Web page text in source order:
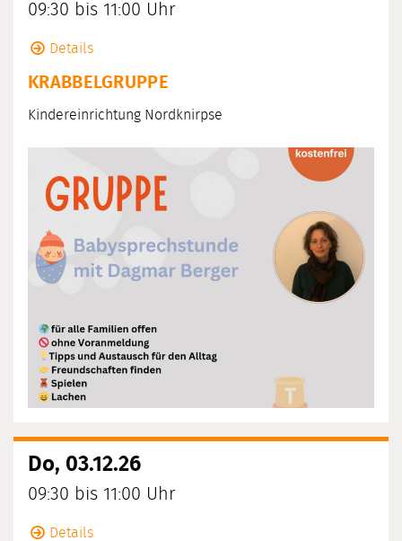
09:30 bis 11:00 Uhr
Details
KRABBELGRUPPE
Kindereinrichtung Nordknirpse
Do, 03.12.26
09:30 bis 11:00 Uhr
Details